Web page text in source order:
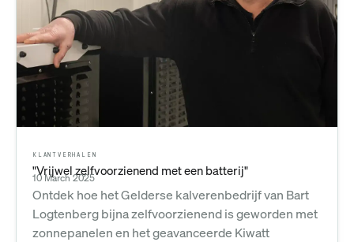
KLANTVERHALEN
"Vrijwel zelfvoorzienend met een batterij"
10 March 2025
Ontdek hoe het Gelderse kalverenbedrijf van Bart
Logtenberg bijna zelfvoorzienend is geworden met
zonnepanelen en het geavanceerde Kiwatt